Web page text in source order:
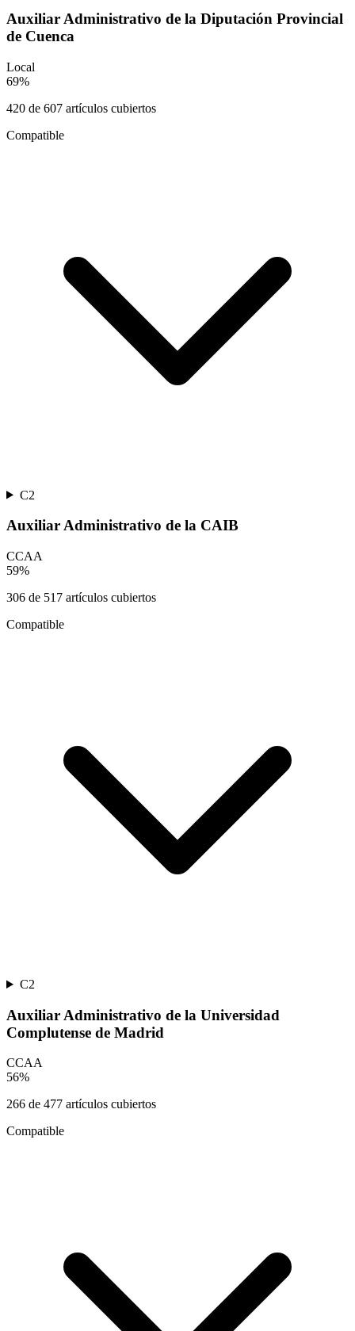
Auxiliar Administrativo de la Diputación Provincial
de Cuenca
Local
69%
420 de 607 artículos cubiertos
Compatible
C2
Auxiliar Administrativo de la CAIB
CCAA
59%
306 de 517 artículos cubiertos
Compatible
C2
Auxiliar Administrativo de la Universidad
Complutense de Madrid
CCAA
56%
266 de 477 artículos cubiertos
Compatible